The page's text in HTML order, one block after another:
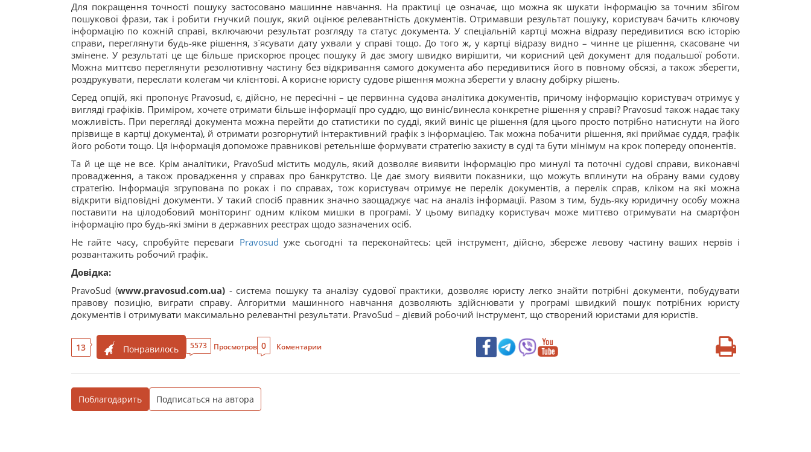
Для покращення точності пошуку застосовано машинне навчання. На практиці це означає, що можна як шукати інформацію за точним збігом
пошукової фрази, так і робити гнучкий пошук, який оцінює релевантність документів. Отримавши результат пошуку, користувач бачить ключову
інформацію по кожній справі, включаючи результат розгляду та статус документа. У спеціальній картці можна відразу передивитися всю історію
справи, переглянути будь-яке рішення, з`ясувати дату ухвали у справі тощо. До того ж, у картці відразу видно – чинне це рішення, скасоване чи
змінене. У результаті це ще більше прискорює процес пошуку й дає змогу швидко вирішити, чи корисний цей документ для подальшої роботи.
Можна миттєво переглянути резолютивну частину без відкривання самого документа або передивитися його в повному обсязі, а також зберегти,
роздрукувати, переслати колегам чи клієнтові. А корисне юристу судове рішення можна зберегти у власну добірку рішень.
Серед опцій, які пропонує Pravosud, є, дійсно, не пересічні – це первинна судова аналітика документів, причому інформацію користувач отримує у
вигляді графіків. Приміром, хочете отримати більше інформації про суддю, що виніс/винесла конкретне рішення у справі? Pravosud також надає таку
можливість. При перегляді документа можна перейти до статистики по судді, який виніс це рішення (для цього просто потрібно натиснути на його
прізвище в картці документа), й отримати розгорнутий інтерактивний графік з інформацією. Так можна побачити рішення, які приймає суддя, графік
його роботи тощо. Ця інформація допоможе правникові ретельніше формувати стратегію захисту в суді та бути мінімум на крок попереду опонентів.
Та й це ще не все. Крім аналітики, PravoSud містить модуль, який дозволяє виявити інформацію про минулі та поточні судові справи, виконавчі
провадження, а також провадження у справах про банкрутство. Це дає змогу виявити показники, що можуть вплинути на обрану вами судову
стратегію. Інформація згрупована по роках і по справах, тож користувач отримує не перелік документів, а перелік справ, кліком на які можна
відкрити відповідні документи. У такий спосіб правник значно заощаджує час на аналіз інформації. Разом з тим, будь-яку юридичну особу можна
поставити на цілодобовий моніторинг одним кліком мишки в програмі. У цьому випадку користувач може миттєво отримувати на смартфон
інформацію про будь-які зміни в державних реєстрах щодо зазначених осіб.
Не гайте часу, спробуйте переваги Pravosud уже сьогодні та переконайтесь: цей інструмент, дійсно, збереже левову частину ваших нервів і
розвантажить робочий графік.
Довідка:
PravoSud (www.pravosud.com.ua)- система пошуку та аналізу судової практики, дозволяє юристу легко знайти потрібні документи, побудувати
правову позицію, виграти справу. Алгоритми машинного навчання дозволяють здійснювати у програмі швидкий пошук потрібних юристу
документів і отримувати максимально релевантні результати. PravoSud – дієвий робочий інструмент, що створений юристами для юристів.
13 Понравилось 5573 Просмотров 0 Коментарии
Поблагодарить Подписаться на автора